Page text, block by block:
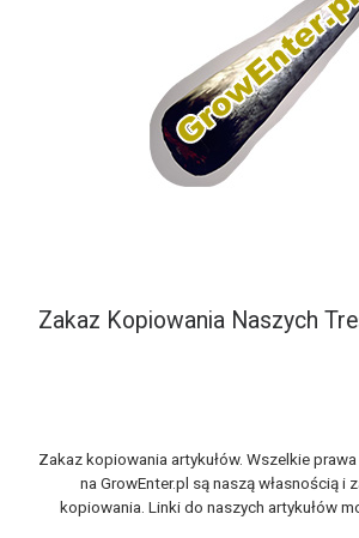
Zakaz Kopiowania Naszych
Zakaz kopiowania artykułów. Wszelkie
na GrowEnter.pl są naszą własnością i
kopiowania. Linki do naszych artykułów